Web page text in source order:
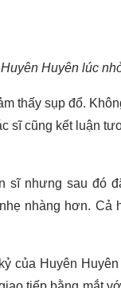
Huyên Huyên lúc
thấy sụp đổ.
sĩ cũng kết luận
sĩ nhưng sau đó
nhàng hơn. Cả
của Huyên